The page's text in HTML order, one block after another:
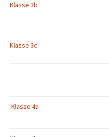
Klasse 3b
Klasse 3c
Klasse 4a